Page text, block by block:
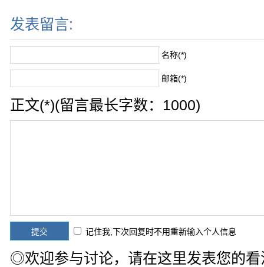
发表留言:
名称(*)
邮箱(*)
正文(*)(留言最长字数：1000)
记住我,下次回复时不用重新输入个人信息
◎欢迎参与讨论，请在这里发表您的